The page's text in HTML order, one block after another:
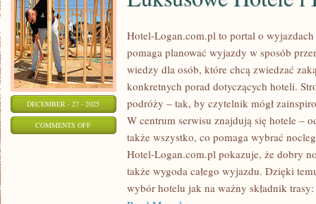
DECEMBER - 27 - 2025
COMMENTS OFFON
LUKSUSOWE
Hotel-Logan.com.pl to portal o
pomaga planować wyjazdy w sposób
wiedzy dla osób, które chcą zwiedzać
konkretnych porad dotyczących hoteli.
podróży – tak, by czytelnik mógł
W centrum serwisu znajdują się hotele –
także wszystko, co pomaga wybrać
Hotel-Logan.com.pl pokazuje, że dobry
także wygoda całego wyjazdu. Dzięki
wybór hotelu jak na ważny składnik